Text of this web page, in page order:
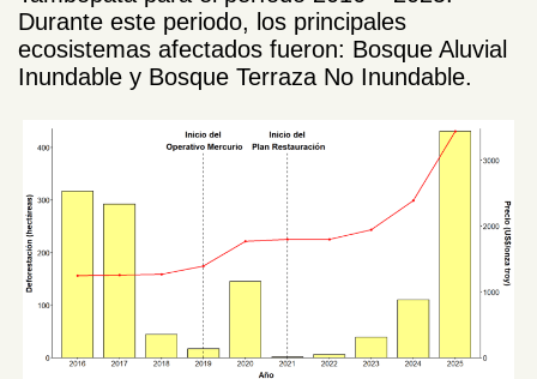
Durante este periodo, los principales
ecosistemas afectados fueron: Bosque Aluvial
Inundable y Bosque Terraza No Inundable.